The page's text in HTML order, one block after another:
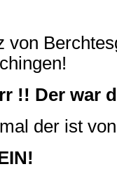
von
!! Der war
der ist